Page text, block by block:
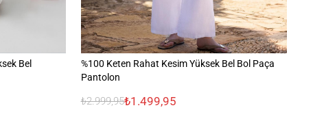
Bel
%100 Keten Rahat Kesim Yüksek Bel Bol Paça
Pantolon
₺2.999,95₺1.499,95